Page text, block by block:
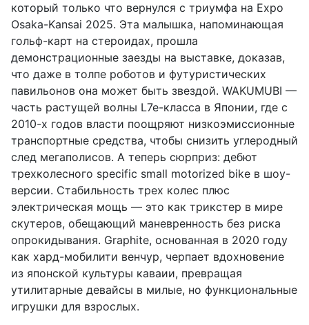
который только что вернулся с триумфа на Expo
Osaka-Kansai 2025. Эта малышка, напоминающая
гольф-карт на стероидах, прошла
демонстрационные заезды на выставке, доказав,
что даже в толпе роботов и футуристических
павильонов она может быть звездой. WAKUMUBI —
часть растущей волны L7e-класса в Японии, где с
2010-х годов власти поощряют низкоэмиссионные
транспортные средства, чтобы снизить углеродный
след мегаполисов. А теперь сюрприз: дебют
трехколесного specific small motorized bike в шоу-
версии. Стабильность трех колес плюс
электрическая мощь — это как трикстер в мире
скутеров, обещающий маневренность без риска
опрокидывания. Graphite, основанная в 2020 году
как хард-мобилити венчур, черпает вдохновение
из японской культуры каваии, превращая
утилитарные девайсы в милые, но функциональные
игрушки для взрослых.